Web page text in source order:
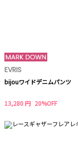
EVRIS
bijouワイドデニムパンツ
13,280 円 20%OFF